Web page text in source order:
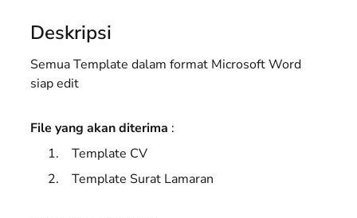
Deskripsi
Semua Template dalam format Microsoft Word
siap edit
File yang akan diterima :
Template CV
Template Surat Lamaran